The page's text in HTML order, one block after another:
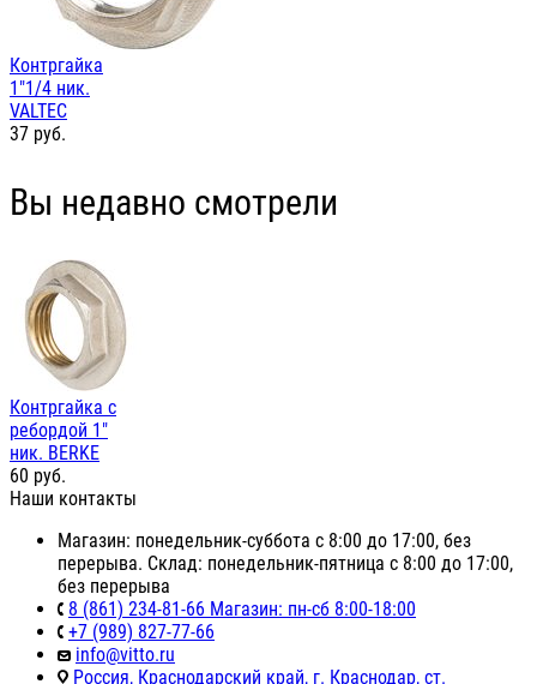
Контргайка
1"1/4 ник.
VALTEC
37 руб.
Вы недавно смотрели
Контргайка с
ребордой 1"
ник. BERKE
60 руб.
Наши контакты
Магазин: понедельник-суббота с 8:00 до 17:00, без
перерыва. Склад: понедельник-пятница с 8:00 до 17:00,
без перерыва
8 (861) 234-81-66 Магазин: пн-сб 8:00-18:00
+7 (989) 827-77-66
info@vitto.ru
Россия, Краснодарский край, г. Краснодар, ст.